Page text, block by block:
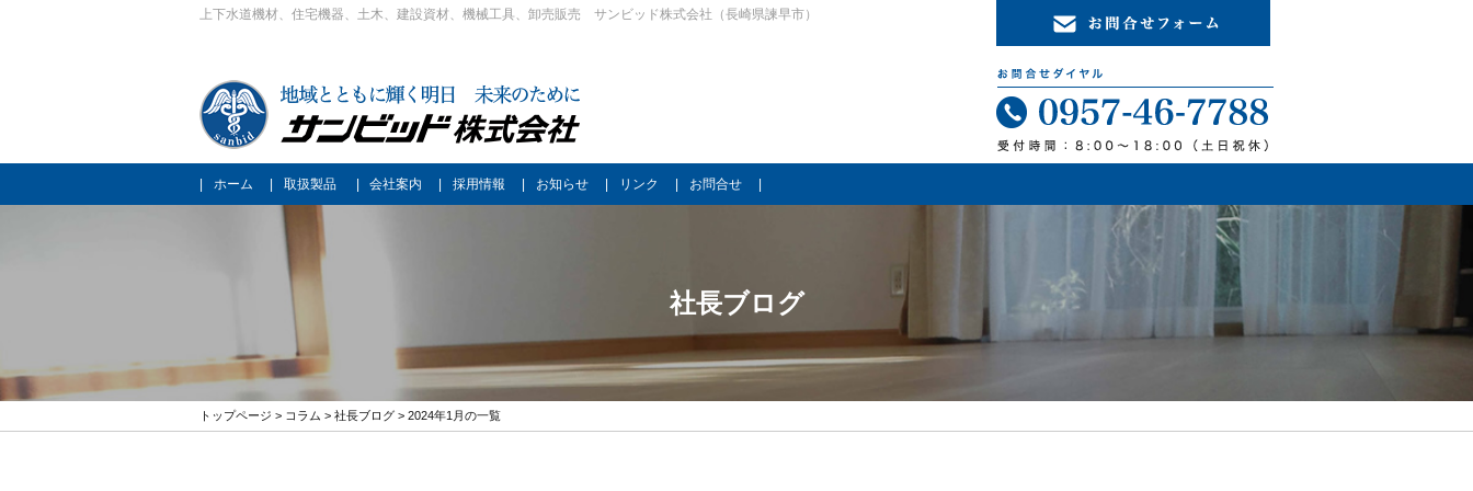
上下水道機材、住宅機器、土木、建設資材、機械工具、卸売販売 サンビッド株式会社（長崎県諫早市）
ホーム 取扱製品 会社案内 採用情報 お知らせ リンク お問合せ
社長ブログ
トップページ > コラム > 社長ブログ > 2024年1月の一覧